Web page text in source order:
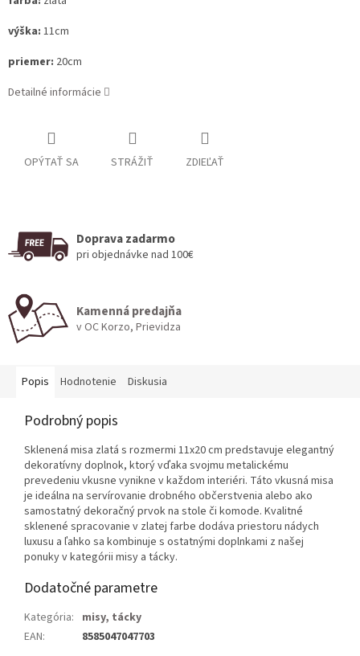
výška: 11cm
priemer: 20cm
Detailné informácie
OPÝTAŤ SA STRÁŽIŤ ZDIEĽAŤ
Doprava zadarmo
pri objednávke nad 100€
Kamenná predajňa
v OC Korzo, Prievidza
Popis Hodnotenie Diskusia
Podrobný popis
Sklenená misa zlatá s rozmermi 11x20 cm predstavuje elegantný
dekoratívny doplnok, ktorý vďaka svojmu metalickému
prevedeniu vkusne vynikne v každom interiéri. Táto vkusná misa
je ideálna na servírovanie drobného občerstvenia alebo ako
samostatný dekoračný prvok na stole či komode. Kvalitné
sklenené spracovanie v zlatej farbe dodáva priestoru nádych
luxusu a ľahko sa kombinuje s ostatnými doplnkami z našej
ponuky v kategórii misy a tácky.
Dodatočné parametre
Kategória: misy, tácky
EAN: 8585047047703